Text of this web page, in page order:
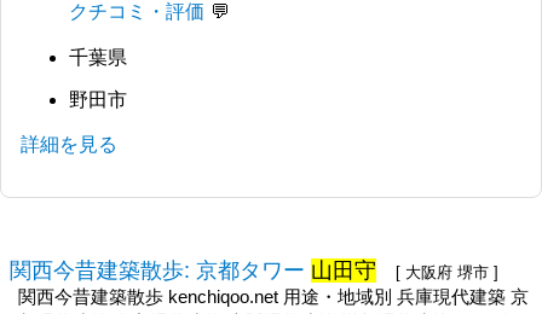
クチコミ・評価
千葉県
野田市
詳細を見る
関西今昔建築散歩: 京都タワー 山田守 [ 大阪府 堺市 ]
関西今昔建築散歩 kenchiqoo.net 用途・地域別 兵庫現代建築 京